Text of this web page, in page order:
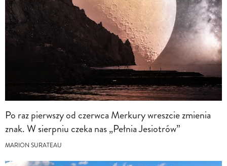
Po raz pierwszy od czerwca Merkury wreszcie zmienia
znak. W sierpniu czeka nas „Pełnia Jesiotrów”
MARION SURATEAU